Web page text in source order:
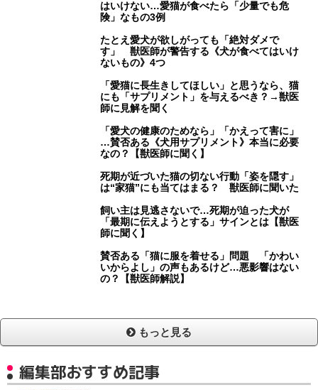
はいけない…愛猫が食べたら「少量でも危
険」なもの3例
たとえ愛犬が欲しがっても「絶対ダメで
す」 獣医師が警告する《犬が食べてはいけ
ないもの》4つ
「愛猫に長生きしてほしい」と思うなら、猫
にも「サプリメント」を与えるべき？→獣医
師に見解を聞く
「愛犬の健康のためなら」「かえって害に」
…賛否ある《犬用サプリメント》本当に必要
なの？【獣医師に聞く】
死期が近づいた猫の切ない行動「姿を隠す」
は“家猫”にも当てはまる？ 獣医師に聞いた
飼い主は見逃さないで…死期が迫った犬が
「最期に伝えようとする」サインとは【獣医
師に聞く】
賛否ある「猫に服を着せる」問題 「かわい
いからよし」の声もあるけど…悪影響はない
の？【獣医師解説】
もっと見る
編集部おすすめ記事